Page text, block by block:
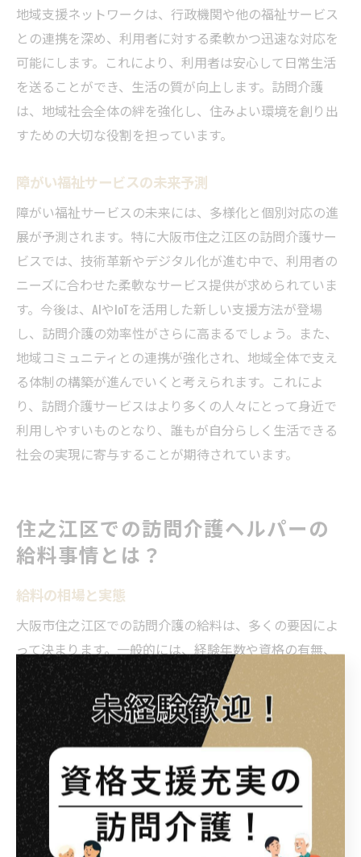
地域支援ネットワークは、行政機関や他の福祉サービス
との連携を深め、利用者に対する柔軟かつ迅速な対応を
可能にします。これにより、利用者は安心して日常生活
を送ることができ、生活の質が向上します。訪問介護
は、地域社会全体の絆を強化し、住みよい環境を創り出
すための大切な役割を担っています。
障がい福祉サービスの未来予測
障がい福祉サービスの未来には、多様化と個別対応の進
展が予測されます。特に大阪市住之江区の訪問介護サー
ビスでは、技術革新やデジタル化が進む中で、利用者の
ニーズに合わせた柔軟なサービス提供が求められていま
す。今後は、AIやIoTを活用した新しい支援方法が登場
し、訪問介護の効率性がさらに高まるでしょう。また、
地域コミュニティとの連携が強化され、地域全体で支え
る体制の構築が進んでいくと考えられます。これによ
り、訪問介護サービスはより多くの人々にとって身近で
利用しやすいものとなり、誰もが自分らしく生活できる
社会の実現に寄与することが期待されています。
住之江区での訪問介護ヘルパーの
給料事情とは？
給料の相場と実態
大阪市住之江区での訪問介護の給料は、多くの要因によ
って決まります。一般的には、経験年数や資格の有無、
そして勤務時間によって左右されます。訪問介護は、地
域に密着したサービスであるため、地域ごとの相場も異
なります。特に住之江区では、地域のニーズに応じたサ
ービス提供が求められるため、他の地域と比較して給料
が高めに設定されることもあります。このことは、ヘル
パーとしての専門性やスキルが評価されることを意味
し、やりがいを感じられるポイントでもあります。